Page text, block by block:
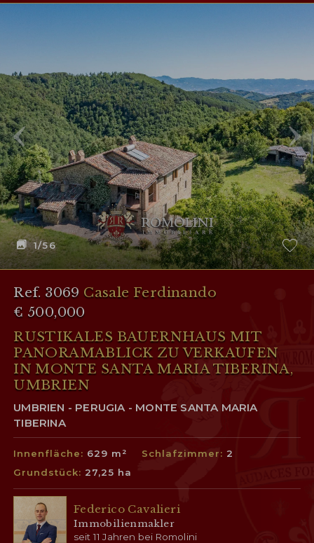
1/56
Ref. 3069 Casale Ferdinando
€ 500,000
RUSTIKALES BAUERNHAUS MIT
PANORAMABLICK ZU VERKAUFEN
IN MONTE SANTA MARIA TIBERINA,
UMBRIEN
UMBRIEN - PERUGIA - MONTE SANTA MARIA
TIBERINA
Innenfläche: 629 m² Schlafzimmer: 2
Grundstück: 27,25 ha
Federico Cavalieri
Immobilienmakler
seit 11 Jahren bei Romolini